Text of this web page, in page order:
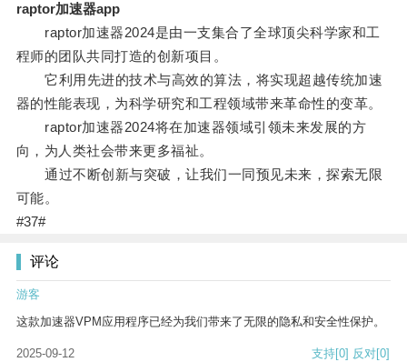
raptor加速器app
raptor加速器2024是由一支集合了全球顶尖科学家和工
程师的团队共同打造的创新项目。
它利用先进的技术与高效的算法，将实现超越传统加速
器的性能表现，为科学研究和工程领域带来革命性的变革。
raptor加速器2024将在加速器领域引领未来发展的方
向，为人类社会带来更多福祉。
通过不断创新与突破，让我们一同预见未来，探索无限
可能。
#37#
评论
游客
这款加速器VPM应用程序已经为我们带来了无限的隐私和安全性保护。
2025-09-12 支持[0] 反对[0]